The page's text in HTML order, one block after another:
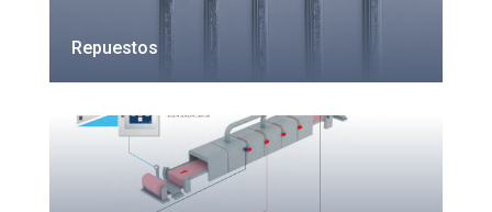
Repuestos